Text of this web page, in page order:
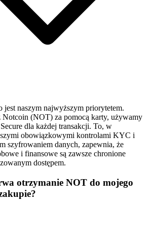
jest naszym najwyższym priorytetem.
(NOT) za pomocą karty, używamy
dla każdej transakcji. To, w
obowiązkowymi kontrolami KYC i
szyfrowaniem danych, zapewnia, że
i finansowe są zawsze chronione
dostępem.
otrzymanie NOT do mojego